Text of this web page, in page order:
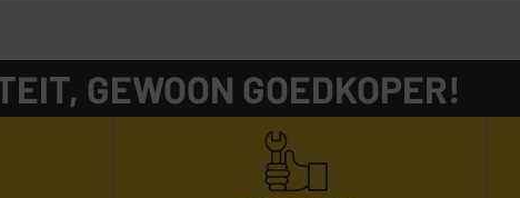
GEWOON GOEDKOPER!